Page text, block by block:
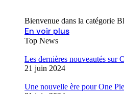
Bienvenue dans la catégorie
En voir plus
Top News
Les dernières nouveautés sur
21 juin 2024
Une nouvelle ère pour One